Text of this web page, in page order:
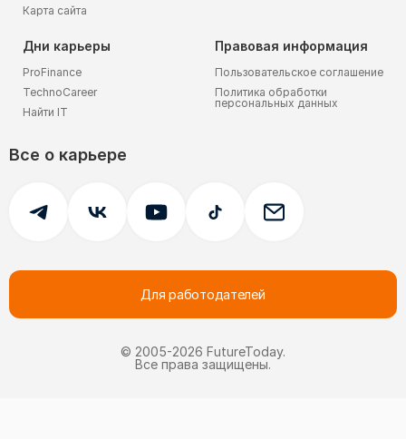
Для работодателей
© 2005-2026 FutureToday.
Все права защищены.
Все о карьере
Карта сайта
Дни карьеры
ProFinance
TechnoCareer
Найти IT
Правовая информация
Пользовательское соглашение
Политика обработки
персональных данных